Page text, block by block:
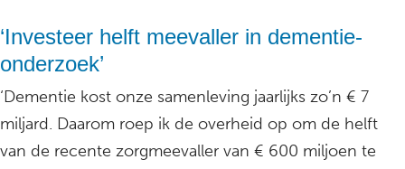
‘Investeer helft meevaller in dementie-
onderzoek’
‘Dementie kost onze samenleving jaarlijks zo’n € 7
miljard. Daarom roep ik de overheid op om de helft
van de recente zorgmeevaller van € 600 miljoen te